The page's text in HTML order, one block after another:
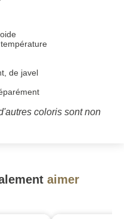
de javel
coloris sont non
aimer